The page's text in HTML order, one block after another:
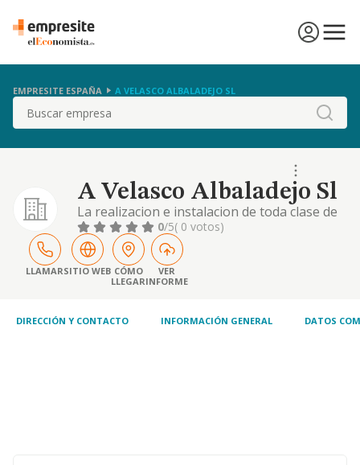
EMPRESITE ESPAÑA A VELASCO ALBALADEJO SL
Buscar
A Velasco Albaladejo Sl
La realizacion e instalacion de toda clase de
mamparas divisoras para oficinas. directa e
indirectamente.
0/5( 0 votos)
LLAMARSITIO WEB CÓMO
LLEGAR
VER
INFORME
DIRECCIÓN Y CONTACTO INFORMACIÓN GENERAL DATOS